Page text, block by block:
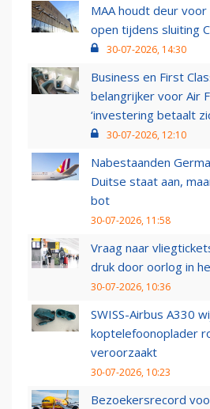
MAA houdt deur voor
open tijdens sluiting
30-07-2026, 14:30
Business en First
belangrijker voor Air
‘investering betaalt
30-07-2026, 12:10
Nabestaanden
Duitse staat aan,
bot
30-07-2026, 11:58
Vraag naar
druk door oorlog in
30-07-2026, 10:36
SWISS-Airbus A330
koptelefoonoplader
veroorzaakt
30-07-2026, 10:23
Bezoekersrecord